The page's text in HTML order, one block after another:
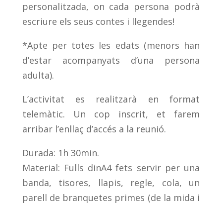
personalitzada, on cada persona podrà
escriure els seus contes i llegendes!
*Apte per totes les edats (menors han
d’estar acompanyats d’una persona
adulta).
L’activitat es realitzarà en format
telemàtic. Un cop inscrit, et farem
arribar l’enllaç d’accés a la reunió.
Durada: 1h 30min.
Material: Fulls dinA4 fets servir per una
banda, tisores, llapis, regle, cola, un
parell de branquetes primes (de la mida i